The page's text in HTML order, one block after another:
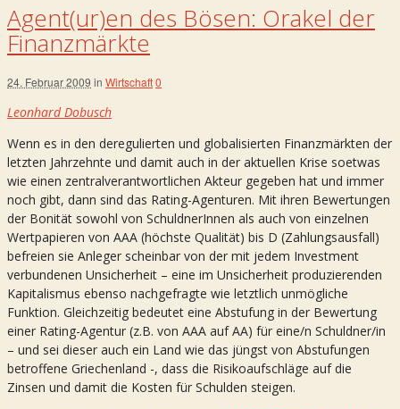
Agent(ur)en des Bösen: Orakel der
Finanzmärkte
24. Februar 2009 in Wirtschaft0
Leonhard Dobusch
Wenn es in den deregulierten und globalisierten Finanzmärkten der
letzten Jahrzehnte und damit auch in der aktuellen Krise soetwas
wie einen zentralverantwortlichen Akteur gegeben hat und immer
noch gibt, dann sind das Rating-Agenturen. Mit ihren Bewertungen
der Bonität sowohl von SchuldnerInnen als auch von einzelnen
Wertpapieren von AAA (höchste Qualität) bis D (Zahlungsausfall)
befreien sie Anleger scheinbar von der mit jedem Investment
verbundenen Unsicherheit – eine im Unsicherheit produzierenden
Kapitalismus ebenso nachgefragte wie letztlich unmögliche
Funktion. Gleichzeitig bedeutet eine Abstufung in der Bewertung
einer Rating-Agentur (z.B. von AAA auf AA) für eine/n Schuldner/in
– und sei dieser auch ein Land wie das jüngst von Abstufungen
betroffene Griechenland -, dass die Risikoaufschläge auf die
Zinsen und damit die Kosten für Schulden steigen.